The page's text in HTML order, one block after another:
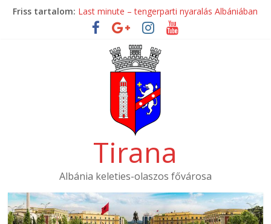
SkipFriss tartalom: Last minute – tengerparti nyaralás Albániában
Mondial Hotel ****
Mak Albania Hotel *****
La Bohème Hotel ****
Tirana International Hotel ****
Tirana
Albánia keleties-olaszos fővárosa